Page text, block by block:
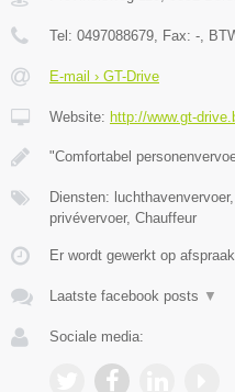
Tel: 0497088679, Fax: -,
E-mail › GT-Drive
Website: http://www.gt-
"Comfortabel
Diensten:
privévervoer, Chauffeur
Er wordt gewerkt op
Laatste facebook posts ▼
Sociale media: